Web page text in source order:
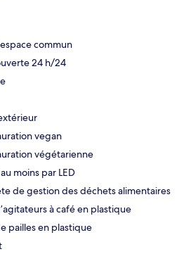
commun
24 h/24
vegan
végétarienne
moins par LED
de gestion des déchets alimentaires
à café en plastique
pailles en plastique